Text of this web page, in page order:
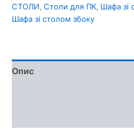
СТОЛИ, Столи для ПК, Шафа зі
Шафа зі столом збоку
Опис